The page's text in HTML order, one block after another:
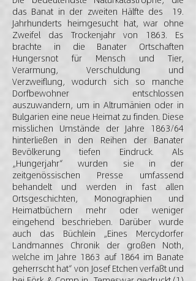
das Banat in der zweiten Hälfte des 19.
Jahrhunderts heimgesucht hat, war ohne
Zweifel das Trockenjahr von 1863. Es
brachte in die Banater Ortschaften
Hungersnot für Mensch und Tier,
Verarmung, Verschuldung und
Verzweiflung, wodurch sich so manche
Dorfbewohner entschlossen
auszuwandern, um in Altrumänien oder in
Bulgarien eine neue Heimat zu finden. Diese
misslichen Umstände der Jahre 1863/64
hinterließen in den Reihen der Banater
Bevölkerung tiefen Eindruck. Als
„Hungerjahr“ wurden sie in der
zeitgenössischen Presse umfassend
behandelt und werden in fast allen
Ortsgeschichten, Monographien und
Heimatbüchern mehr oder weniger
eingehend beschrieben. Darüber wurde
auch das Büchlein „Eines Mercydorfer
Landmannes Chronik der großen Noth,
welche im Jahre 1863 auf 1864 im Banate
geherrscht hat“ von Josef Etchen verfaßt und